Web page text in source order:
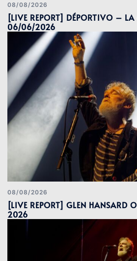
08/08/2026
[LIVE REPORT] DÉPORTIVO –
06/06/2026
08/08/2026
[LIVE REPORT] GLEN HANSARD
2026